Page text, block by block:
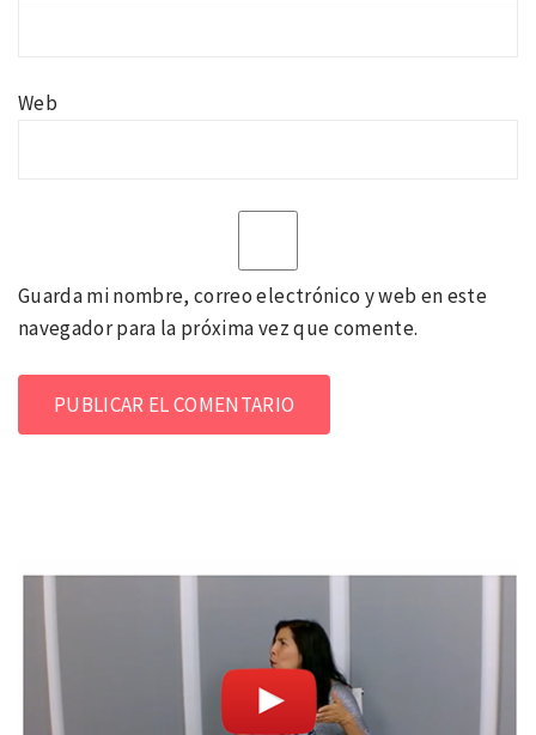
Web
Guarda mi nombre, correo electrónico y web en este
navegador para la próxima vez que comente.